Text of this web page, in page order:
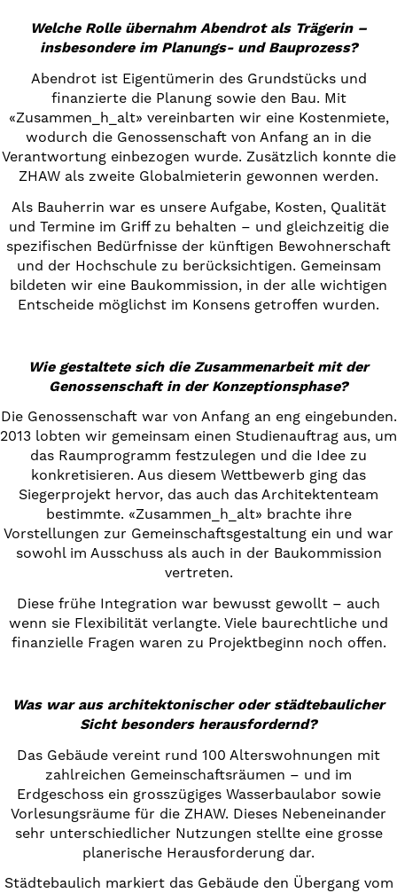
Welche Rolle übernahm Abendrot als Trägerin –
insbesondere im Planungs- und Bauprozess?
Abendrot ist Eigentümerin des Grundstücks und
finanzierte die Planung sowie den Bau. Mit
«Zusammen_h_alt» vereinbarten wir eine Kostenmiete,
wodurch die Genossenschaft von Anfang an in die
Verantwortung einbezogen wurde. Zusätzlich konnte die
ZHAW als zweite Globalmieterin gewonnen werden.
Als Bauherrin war es unsere Aufgabe, Kosten, Qualität
und Termine im Griff zu behalten – und gleichzeitig die
spezifischen Bedürfnisse der künftigen Bewohnerschaft
und der Hochschule zu berücksichtigen. Gemeinsam
bildeten wir eine Baukommission, in der alle wichtigen
Entscheide möglichst im Konsens getroffen wurden.
Wie gestaltete sich die Zusammenarbeit mit der
Genossenschaft in der Konzeptionsphase?
Die Genossenschaft war von Anfang an eng eingebunden.
2013 lobten wir gemeinsam einen Studienauftrag aus, um
das Raumprogramm festzulegen und die Idee zu
konkretisieren. Aus diesem Wettbewerb ging das
Siegerprojekt hervor, das auch das Architektenteam
bestimmte. «Zusammen_h_alt» brachte ihre
Vorstellungen zur Gemeinschaftsgestaltung ein und war
sowohl im Ausschuss als auch in der Baukommission
vertreten.
Diese frühe Integration war bewusst gewollt – auch
wenn sie Flexibilität verlangte. Viele baurechtliche und
finanzielle Fragen waren zu Projektbeginn noch offen.
Was war aus architektonischer oder städtebaulicher
Sicht besonders herausfordernd?
Das Gebäude vereint rund 100 Alterswohnungen mit
zahlreichen Gemeinschaftsräumen – und im
Erdgeschoss ein grosszügiges Wasserbaulabor sowie
Vorlesungsräume für die ZHAW. Dieses Nebeneinander
sehr unterschiedlicher Nutzungen stellte eine grosse
planerische Herausforderung dar.
Städtebaulich markiert das Gebäude den Übergang vom